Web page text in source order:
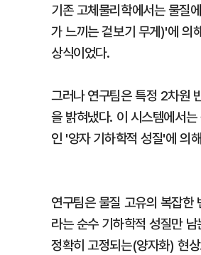
기존 고체물리학에서는 물질
가 느끼는 겉보기 무게)'에 의
상식이었다.
그러나 연구팀은 특정 2차원
을 밝혀냈다. 이 시스템에서
인 '양자 기하학적 성질'에 의
연구팀은 물질 고유의 복잡
라는 순수 기하학적 성질만
정확히 고정되는(양자화) 현